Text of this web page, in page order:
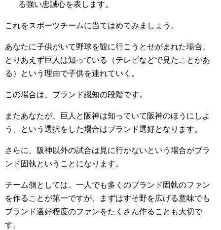
る強い忠誠心を表します。
これをスポーツチームに当てはめてみましょう。
あなたに子供がいて野球を観に行こうとせがまれた場合、
とりあえず巨人は知っている（テレビなどで見たことがあ
る）という理由で子供を連れていく。
この場合は、ブランド認知の段階です。
またあなたが、巨人と阪神は知っていて阪神のほうにしよ
う、という選択をした場合はブランド選好となります。
さらに、阪神以外の試合は見に行かないという場合がブラ
ンド固執ということになります。
チーム側としては、一人でも多くのブランド固執のファン
を作ることが第一ですが、まずはすそ野を広げる意味でも
ブランド選好程度のファンをたくさん作ることも大切で
す。